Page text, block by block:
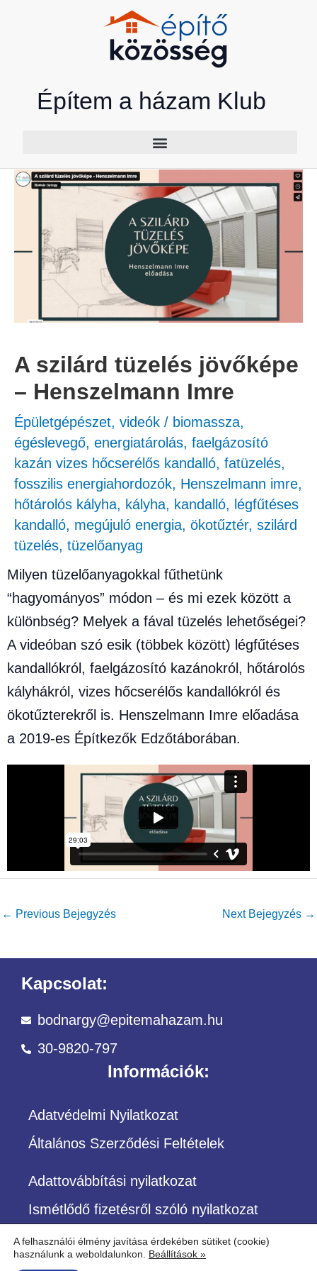
Építem a házam Klub
A szilárd tüzelés jövőképe
– Henszelmann Imre
Épületgépészet, videók / biomassza,
égéslevegő, energiatárolás, faelgázosító
kazán vizes hőcserélős kandalló, fatüzelés,
fosszilis energiahordozók, Henszelmann imre,
hőtárolós kályha, kályha, kandalló, légfűtéses
kandalló, megújuló energia, ökotűztér, szilárd
tüzelés, tüzelőanyag
Milyen tüzelőanyagokkal fűthetünk
“hagyományos” módon – és mi ezek között a
különbség? Melyek a fával tüzelés lehetőségei?
A videóban szó esik (többek között) légfűtéses
kandallókról, faelgázosító kazánokról, hőtárolós
kályhákról, vizes hőcserélős kandallókról és
ökotűzterekről is. Henszelmann Imre előadása
a 2019-es Építkezők Edzőtáborában.
← Previous Bejegyzés Next Bejegyzés →
Kapcsolat:
bodnargy@epitemahazam.hu
30-9820-797
Információk:
Adatvédelmi Nyilatkozat
Általános Szerződési Feltételek
Adattovábbítási nyilatkozat
Ismétlődő fizetésről szóló nyilatkozat
A felhasználói élmény javítása érdekében sütiket (cookie)
használunk a weboldalunkon. Beállítások »